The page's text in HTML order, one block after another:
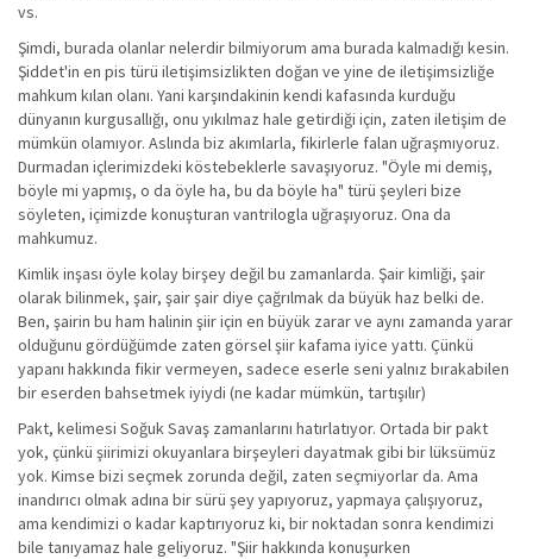
vs.
Şimdi, burada olanlar nelerdir bilmiyorum ama burada kalmadığı kesin.
Şiddet'in en pis türü iletişimsizlikten doğan ve yine de iletişimsizliğe
mahkum kılan olanı. Yani karşındakinin kendi kafasında kurduğu
dünyanın kurgusallığı, onu yıkılmaz hale getirdiği için, zaten iletişim de
mümkün olamıyor. Aslında biz akımlarla, fikirlerle falan uğraşmıyoruz.
Durmadan içlerimizdeki köstebeklerle savaşıyoruz. "Öyle mi demiş,
böyle mi yapmış, o da öyle ha, bu da böyle ha" türü şeyleri bize
söyleten, içimizde konuşturan vantrilogla uğraşıyoruz. Ona da
mahkumuz.
Kimlik inşası öyle kolay birşey değil bu zamanlarda. Şair kimliği, şair
olarak bilinmek, şair, şair şair diye çağrılmak da büyük haz belki de.
Ben, şairin bu ham halinin şiir için en büyük zarar ve aynı zamanda yarar
olduğunu gördüğümde zaten görsel şiir kafama iyice yattı. Çünkü
yapanı hakkında fikir vermeyen, sadece eserle seni yalnız bırakabilen
bir eserden bahsetmek iyiydi (ne kadar mümkün, tartışılır)
Pakt, kelimesi Soğuk Savaş zamanlarını hatırlatıyor. Ortada bir pakt
yok, çünkü şiirimizi okuyanlara birşeyleri dayatmak gibi bir lüksümüz
yok. Kimse bizi seçmek zorunda değil, zaten seçmiyorlar da. Ama
inandırıcı olmak adına bir sürü şey yapıyoruz, yapmaya çalışıyoruz,
ama kendimizi o kadar kaptırıyoruz ki, bir noktadan sonra kendimizi
bile tanıyamaz hale geliyoruz. "Şiir hakkında konuşurken